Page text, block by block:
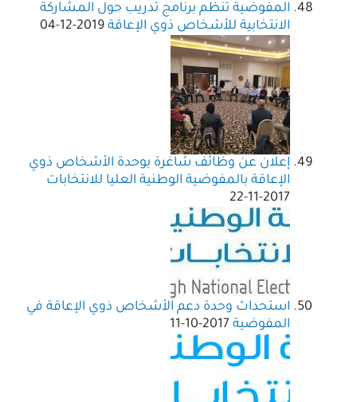
المفوضية تنظم برنامج تدريب حول المشاركة
الانتخابية للأشخاص ذوي الإعاقة
إعلان عن وظائف شاغرة بوحدة الأشخاص ذوي
الإعاقة بالمفوضية الوطنية العليا للانتخابات
2017-11-22
استحداث وحدة دعم الأشخاص ذوي الإعاقة في
المفوضية